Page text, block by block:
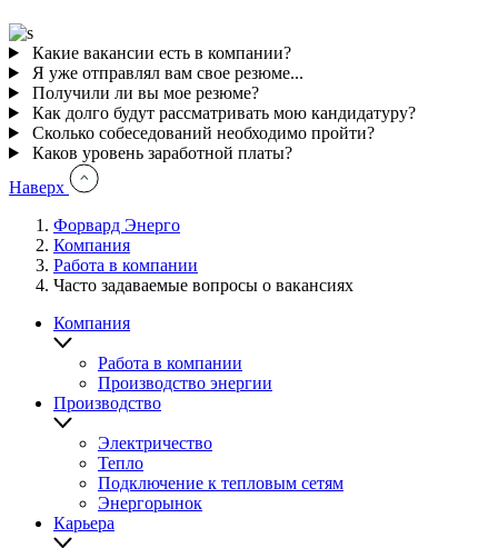
Какие вакансии есть в компании?
Я уже отправлял вам свое резюме...
Получили ли вы мое резюме?
Как долго будут рассматривать мою кандидатуру?
Сколько собеседований необходимо пройти?
Каков уровень заработной платы?
Наверх
You
here:
Форвард Энерго
Компания
Работа в компании
Часто
вопросы
о
вакансиях
Часто задаваемые вопросы о вакансиях
Компания
Работа в компании
Производство энергии
Производство
Электричество
Тепло
Подключение к тепловым сетям
Энергорынок
Карьера